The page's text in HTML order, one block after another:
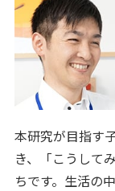
本研究が目指す
き、「こうして
ちです。生活の